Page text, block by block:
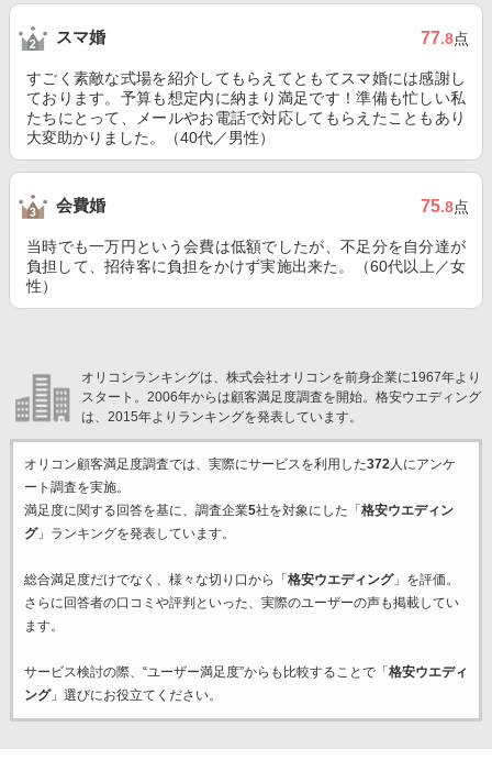
スマ婚 77.8点
すごく素敵な式場を紹介してもらえてともてスマ婚には感謝し
ております。予算も想定内に納まり満足です！準備も忙しい私
たちにとって、メールやお電話で対応してもらえたこともあり
大変助かりました。（40代／男性）
会費婚 75.8点
当時でも一万円という会費は低額でしたが、不足分を自分達が
負担して、招待客に負担をかけず実施出来た。（60代以上／女
性）
オリコンランキングは、株式会社オリコンを前身企業に1967年より
スタート。2006年からは顧客満足度調査を開始。格安ウエディング
は、2015年よりランキングを発表しています。
オリコン顧客満足度調査では、実際にサービスを利用した372人にアンケ
ート調査を実施。
満足度に関する回答を基に、調査企業5社を対象にした「 格安ウエディン
グ」ランキングを発表しています。
総合満足度だけでなく、様々な切り口から「 格安ウエディング」を評価。
さらに回答者の口コミや評判といった、実際のユーザーの声も掲載してい
ます。
サービス検討の際、“ユーザー満足度”からも比較することで「 格安ウエディ
ング」選びにお役立てください。